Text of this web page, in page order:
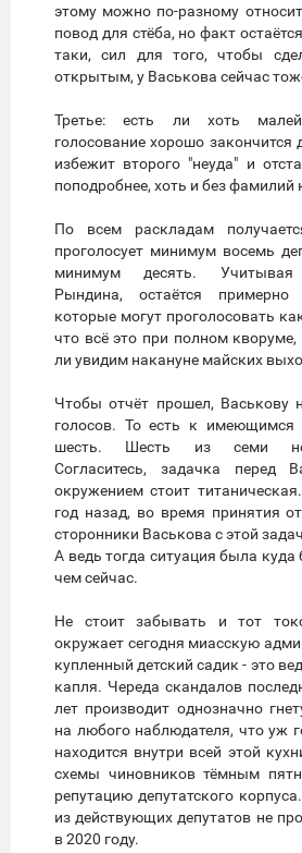
этому можно по-разному
повод для стёба, но факт
таки, сил для того, чтобы
открытым, у Васькова сейчас
Третье: есть ли хоть
голосование хорошо закончится
избежит второго "неуда" и
поподробнее, хоть и без фамилий
По всем раскладам
проголосует минимум восемь
минимум десять. Учитывая
Рындина, остаётся примерно
которые могут проголосовать
что всё это при полном
ли увидим накануне майских
Чтобы отчёт прошел, Васькову
голосов. То есть к имеющимся
шесть. Шесть из семи
Согласитесь, задачка перед
окружением стоит
год назад, во время принятия
сторонники Васькова с этой
А ведь тогда ситуация была куда
чем сейчас.
Не стоит забывать и тот
окружает сегодня миасскую
купленный детский садик - это
капля. Череда скандалов
лет производит однозначно
на любого наблюдателя, что уж
находится внутри всей этой
схемы чиновников тёмным
репутацию депутатского
из действующих депутатов не
в 2020 году.